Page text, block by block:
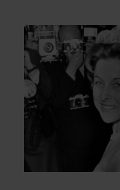
dag het meest